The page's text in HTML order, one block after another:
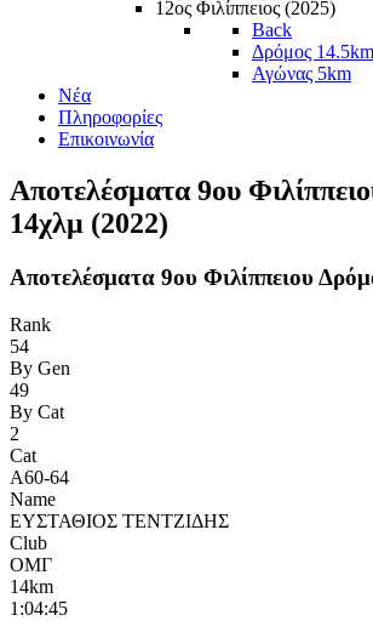
12ος Φιλίππειος (2025)
Back
Δρόμος 14.5km
Αγώνας 5km
Νέα
Πληροφορίες
Επικοινωνία
Αποτελέσματα 9ου
14χλμ (2022)
Αποτελέσματα 9ου Φιλίππειου
Rank
54
By Gen
49
By Cat
2
Cat
Α60-64
Name
ΕΥΣΤΑΘΙΟΣ ΤΕΝΤΖΙΔΗΣ
Club
ΟΜΓ
14km
1:04:45